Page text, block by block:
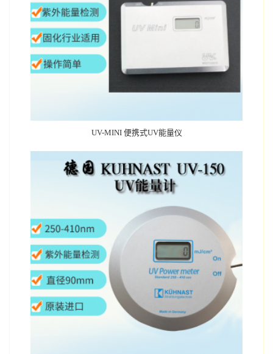
UV-MINI 便携式UV能量仪